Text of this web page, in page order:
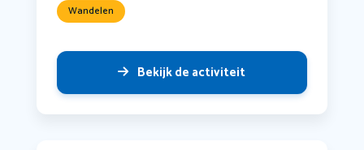
Wandelen
Bekijk de activiteit